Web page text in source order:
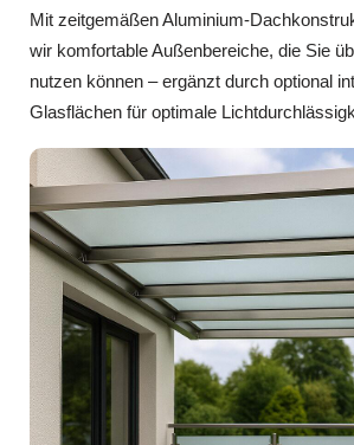
Mit zeitgemäßen Aluminium-
wir komfortable Außenbereiche, die Sie
nutzen können – ergänzt durch optional
Glasflächen für optimale